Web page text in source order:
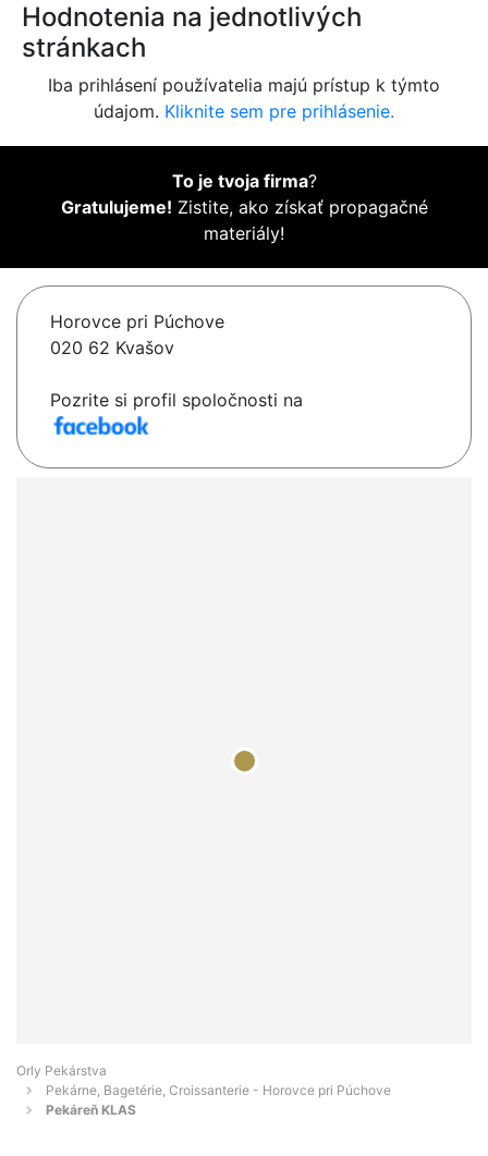
Hodnotenia na jednotlivých
stránkach
Iba prihlásení používatelia majú prístup k týmto
údajom. Kliknite sem pre prihlásenie.
To je tvoja firma?
Gratulujeme! Zistite, ako získať propagačné
materiály!
Horovce pri Púchove
020 62 Kvašov
Pozrite si profil spoločnosti na
Orly Pekárstva
Pekárne, Bagetérie, Croissanterie - Horovce pri Púchove
Pekáreň KLAS